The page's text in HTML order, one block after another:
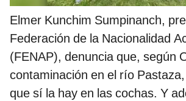
Elmer Kunchim Sumpinanch,
Federación de la Nacionalidad
(FENAP), denuncia que, según
contaminación en el río
que sí la hay en las cochas. Y